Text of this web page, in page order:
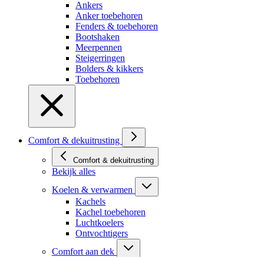
Ankers
Anker toebehoren
Fenders & toebehoren
Bootshaken
Meerpennen
Steigerringen
Bolders & kikkers
Toebehoren
Comfort & dekuitrusting
Comfort & dekuitrusting
Bekijk alles
Koelen & verwarmen
Kachels
Kachel toebehoren
Luchtkoelers
Ontvochtigers
Comfort aan dek